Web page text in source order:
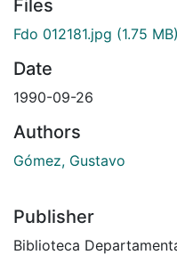
Files
Fdo 012181.jpg (1.75 MB)
Date
1990-09-26
Authors
Gómez, Gustavo
Publisher
Biblioteca